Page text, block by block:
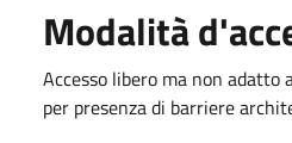
Modalità
Accesso libero ma non adatto
per presenza di barriere